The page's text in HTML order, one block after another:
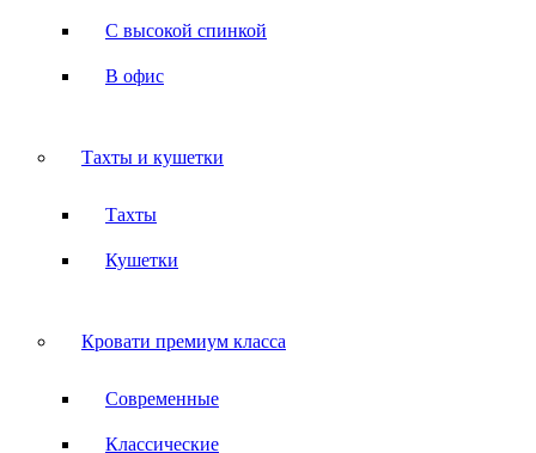
С высокой спинкой
В офис
Тахты и кушетки
Тахты
Кушетки
Кровати премиум класса
Современные
Классические